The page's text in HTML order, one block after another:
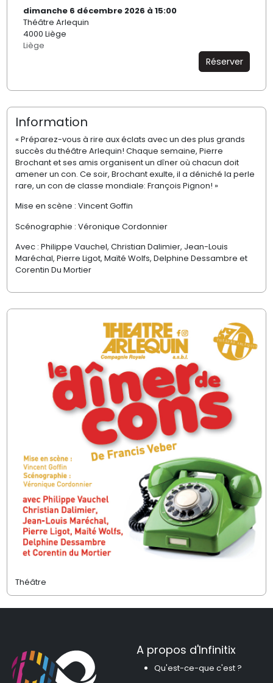
dimanche 6 décembre 2026 à 15:00
Théâtre Arlequin
4000 Liège
Liège
Réserver
Information
« Préparez-vous à rire aux éclats avec un des plus grands
succès du théâtre Arlequin! Chaque semaine, Pierre
Brochant et ses amis organisent un dîner où chacun doit
amener un con. Ce soir, Brochant exulte, il a déniché la perle
rare, un con de classe mondiale: François Pignon! »
Mise en scène : Vincent Goffin
Scénographie : Véronique Cordonnier
Avec : Philippe Vauchel, Christian Dalimier, Jean-Louis
Maréchal, Pierre Ligot, Maïté Wolfs, Delphine Dessambre et
Corentin Du Mortier
Théâtre
A propos d'Infinitix
Qu'est-ce-que c'est ?